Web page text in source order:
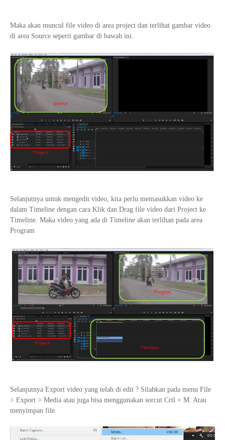
Maka akan muncul file video di area project dan terlihat gambar video
di area Source seperti gambar di bawah ini.
Selanjutnya untuk mengedit video, kita perlu memasukkan video ke
dalam Timeline dengan cara Klik dan Drag file video dari Project ke
Timeline. Maka video yang ada di Timeline akan terlihan pada area
Program
Selanjutnya Export video yang telah di edit ? Silahkan pada menu File
> Export > Media atau juga bisa menggunakan sorcut Crtl + M. Atau
menyimpan file.